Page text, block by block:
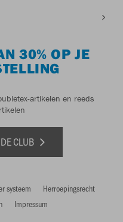
30% OP JE
artikelen en reeds
CLUB
systeem
Herroepingsrecht
Impressum